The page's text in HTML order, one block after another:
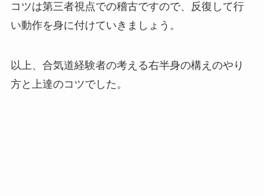
コツは第三者視点での稽古ですので、反復して行
い動作を身に付けていきましょう。
以上、合気道経験者の考える右半身の構えのやり
方と上達のコツでした。